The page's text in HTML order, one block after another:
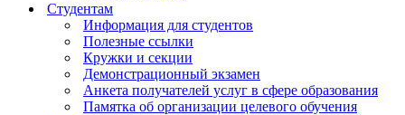
Студентам
Информация для студентов
Полезные ссылки
Кружки и секции
Демонстрационный экзамен
Анкета получателей услуг в сфере образования
Памятка об организации целевого обучения